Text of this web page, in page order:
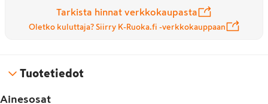
Tarkista hinnat verkkokaupasta
Oletko kuluttaja? Siirry K-Ruoka.fi -verkkokauppaan
Tuotetiedot
Ainesosat